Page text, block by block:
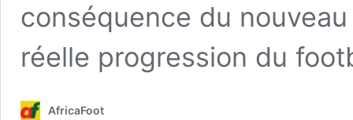
conséquence du
réelle progression du
AfricaFoot